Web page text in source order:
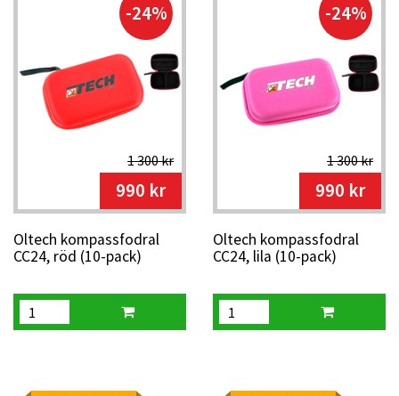
-24%
1 300 kr
990 kr
Oltech kompassfodral
CC24, röd (10-pack)
-24%
1 300 kr
990 kr
Oltech kompassfodral
CC24, lila (10-pack)